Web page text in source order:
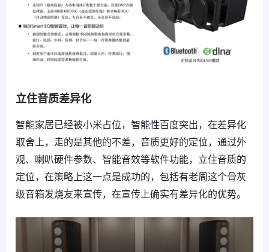
立住音质差异化
智能家居已经被小米占位，智能性百度突出，在差异化
取舍上，走的是其他的不差，音质更好的定位，通过外
观、喇叭硬件参数、智能音效等软件功能，立住音质的
定位，在策略上这一点是成功的，包括有老周这个骨灰
级音箱发烧友来宣传，在宣传上确实有差异化的优势。